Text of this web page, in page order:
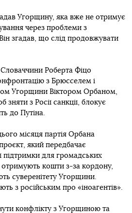
Угорщину, яка вже не отримує
через проблеми з
згадав, що слід продовжувати
Роберта Фіцо
з Брюсселем і
Угорщини Віктором Орбаном,
зняти з Росії санкції, блокує
до Путіна.
місяця партія Орбана
який передбачає
підтримки для громадських
отримують кошти з-за кордону,
суверенітету Угорщини.
з російським про «іноагентів».
конфлікту з Угорщиною та